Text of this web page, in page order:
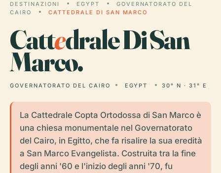
DESTINAZIONI EGYPT
GOVERNATORATO DEL
CAIRO
CATTEDRALE DI SAN MARCO
Cattedrale Di San
Marco.
GOVERNATORATO DEL CAIRO EGYPT 30° N · 31° E
La Cattedrale Copta Ortodossa di San Marco è
una chiesa monumentale nel Governatorato
del Cairo, in Egitto, che fa risalire la sua eredità
a San Marco Evangelista. Costruita tra la fine
degli anni '60 e l'inizio degli anni '70, fu